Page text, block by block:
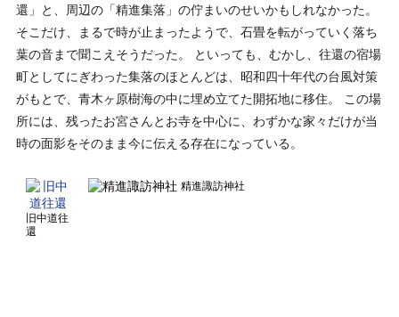
還」と、周辺の「精進集落」の佇まいのせいかもしれなかった。
そこだけ、まるで時が止まったようで、石畳を転がっていく落ち
葉の音まで聞こえそうだった。 といっても、むかし、往還の宿場
町としてにぎわった集落のほとんどは、昭和四十年代の台風対策
がもとで、青木ヶ原樹海の中に埋め立てた開拓地に移住。 この場
所には、残ったお宮さんとお寺を中心に、わずかな家々だけが当
時の面影をそのまま今に伝える存在になっている。
旧中道往
還
精進諏訪神社